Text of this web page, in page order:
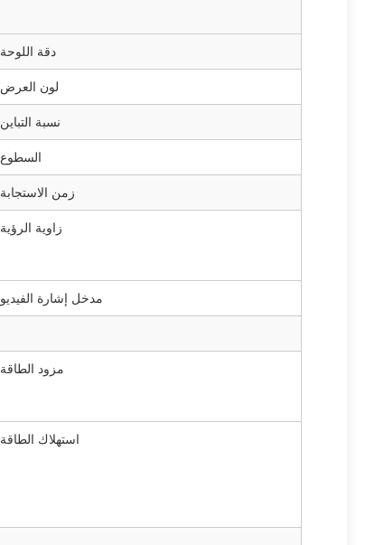
دقة اللوحة
لون العرض
نسبة التباين
السطوع
زمن الاستجابة
زاوية الرؤية
مدخل إشارة الفيديو
مزود الطاقة
استهلاك الطاقة